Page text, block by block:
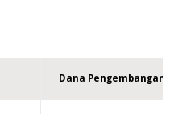
Dana Pengembangan